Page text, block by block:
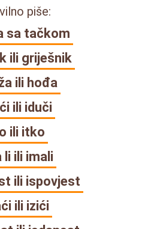
piše:
sa tačkom
ili griješnik
ili hođa
ili iduči
ili itko
li ili imali
ili ispovjest
ili izići